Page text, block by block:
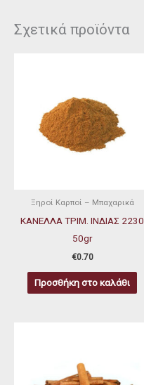
Σχετικά προϊόντα
Ξηροί Καρποί – Μπαχαρικά
ΚΑΝΕΛΛΑ ΤΡΙΜ. ΙΝΔΙΑΣ 2230
50gr
€0.70
Προσθήκη στο καλάθι